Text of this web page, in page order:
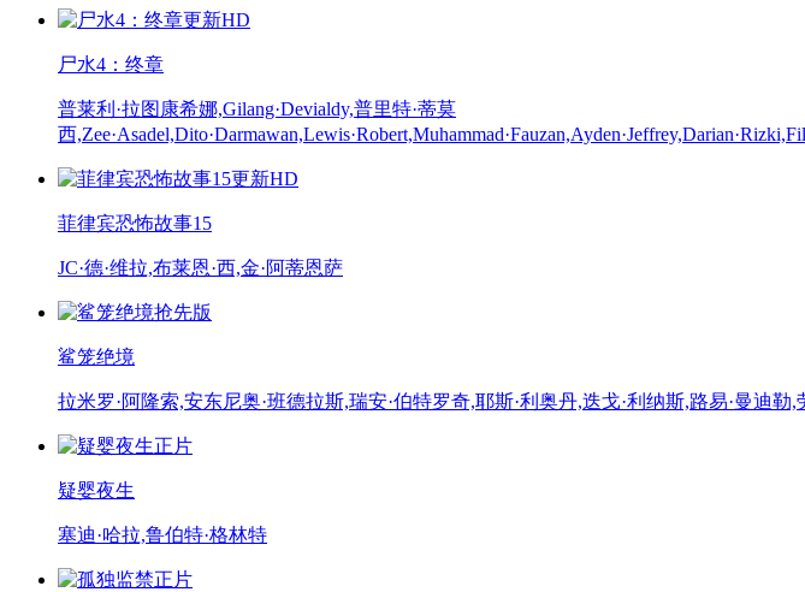
更新HD
尸水4：终章
普莱利·拉图康希娜,Gilang·Devialdy,普里特·蒂莫
西
更新HD
菲律宾恐怖故事15
JC·德·维拉,布莱恩·西,金·阿蒂恩萨
抢先版
鲨笼绝境
拉米罗·阿隆索,安东尼奥·班德拉斯,瑞安·伯特罗奇,耶斯·利奥丹,迭戈·利纳斯,路易·曼迪
正片
疑婴夜生
塞迪·哈拉,鲁伯特·格林特
正片